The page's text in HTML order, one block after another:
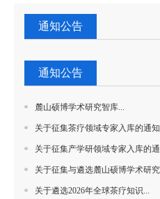
通知公告
通知公告
麓山硕博学术研究智库...
关于征集茶疗领域专家入库的通
关于征集产学研领域专家入库的
关于征集与遴选麓山硕博学术研
关于遴选2026年全球茶疗知识...